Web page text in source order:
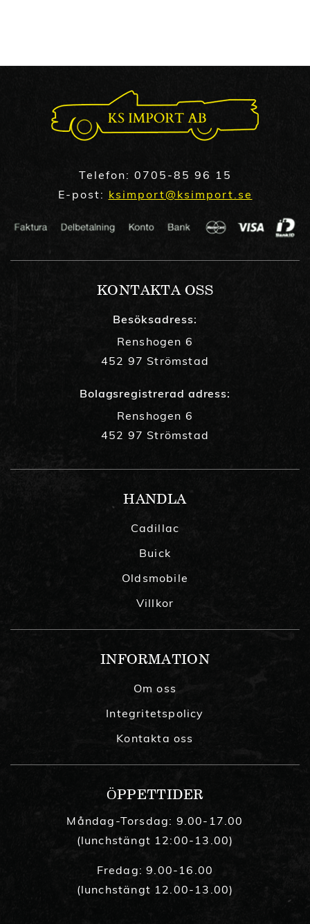
Telefon: 0705-85 96 15
E-post: ksimport@ksimport.se
KONTAKTA OSS
Besöksadress:
Renshogen 6
452 97 Strömstad
Bolagsregistrerad adress:
Renshogen 6
452 97 Strömstad
HANDLA
Cadillac
Buick
Oldsmobile
Villkor
INFORMATION
Om oss
Integritetspolicy
Kontakta oss
ÖPPETTIDER
Måndag-Torsdag: 9.00-17.00
(lunchstängt 12:00-13.00)
Fredag: 9.00-16.00
(lunchstängt 12.00-13.00)